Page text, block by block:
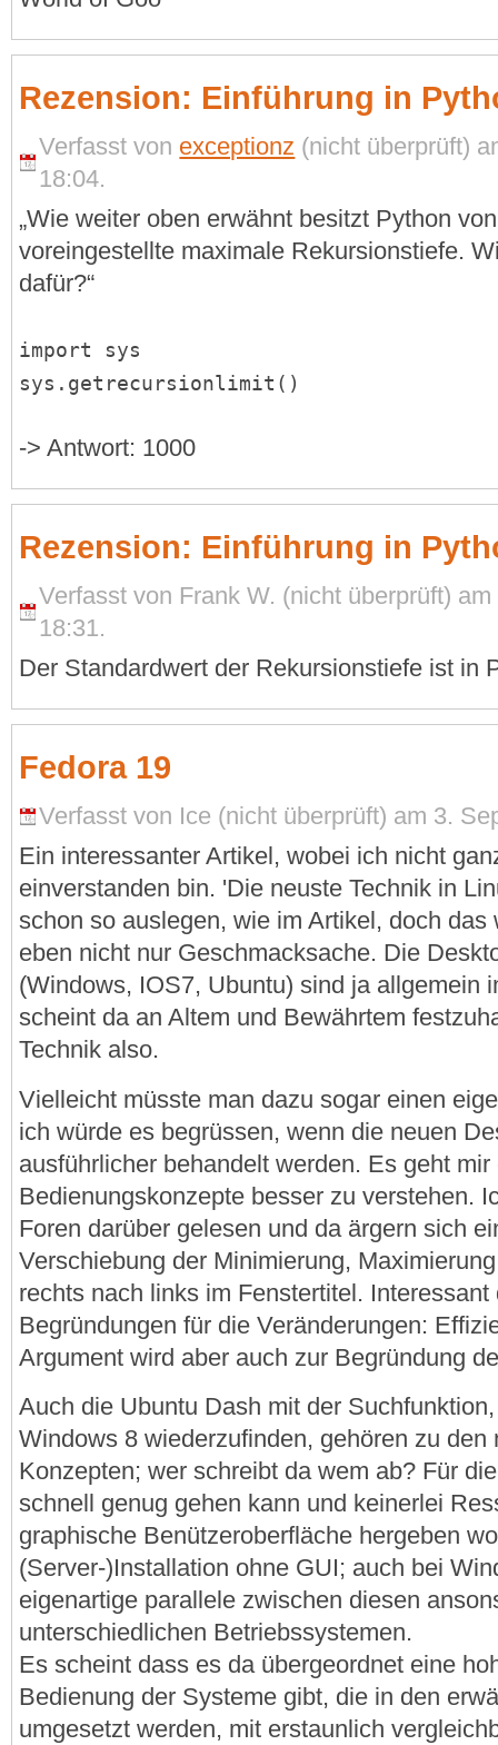
Rezension: Einführung in
Verfasst von exceptionz (nicht überprüft)
18:04.
„Wie weiter oben erwähnt besitzt Python
voreingestellte maximale Rekursionstiefe.
dafür?“
import sys
sys.getrecursionlimit()
-> Antwort: 1000
Rezension: Einführung in
Verfasst von Frank W. (nicht überprüft)
18:31.
Der Standardwert der Rekursionstiefe ist in
Fedora 19
Verfasst von Ice (nicht überprüft) am 3.
Ein interessanter Artikel, wobei ich nicht
einverstanden bin. 'Die neuste Technik in
schon so auslegen, wie im Artikel, doch
eben nicht nur Geschmacksache. Die
(Windows, IOS7, Ubuntu) sind ja allgemein
scheint da an Altem und Bewährtem
Technik also.
Vielleicht müsste man dazu sogar einen
ich würde es begrüssen, wenn die neuen
ausführlicher behandelt werden. Es geht
Bedienungskonzepte besser zu verstehen.
Foren darüber gelesen und da ärgern sich
Verschiebung der Minimierung,
rechts nach links im Fenstertitel. Interessant
Begründungen für die Veränderungen:
Argument wird aber auch zur Begründung
Auch die Ubuntu Dash mit der
Windows 8 wiederzufinden, gehören zu den
Konzepten; wer schreibt da wem ab? Für
schnell genug gehen kann und keinerlei
graphische Benützeroberfläche hergeben
(Server-)Installation ohne GUI; auch bei
eigenartige parallele zwischen diesen
unterschiedlichen Betriebssystemen.
Es scheint dass es da übergeordnet eine
Bedienung der Systeme gibt, die in den
umgesetzt werden, mit erstaunlich